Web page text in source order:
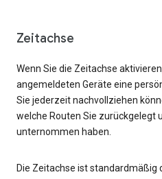
Zeitachse
Wenn Sie die Zeitachse
angemeldeten Geräte eine
Sie jederzeit nachvollziehen
welche Routen Sie zurückgelegt
unternommen haben.
Die Zeitachse ist standardmäßig